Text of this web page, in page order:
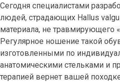
Сегодня специалистами
людей, страдающих Hallus
материала, не травмирующего
Регулярное ношение такой
изготовленными по
анатомическими стельками и
терапией вернет вашей